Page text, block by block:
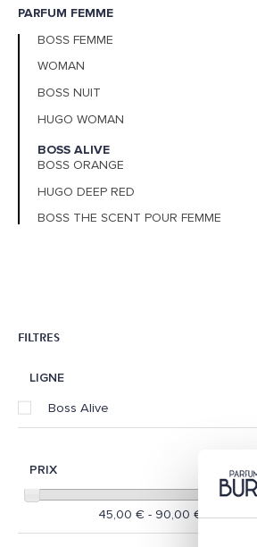
PARFUM FEMME
BOSS FEMME
WOMAN
BOSS NUIT
HUGO WOMAN
BOSS ALIVE
BOSS ORANGE
HUGO DEEP RED
BOSS THE SCENT POUR FEMME
FILTRES
LIGNE
Boss Alive
PRIX
45,00 € - 90,00 €